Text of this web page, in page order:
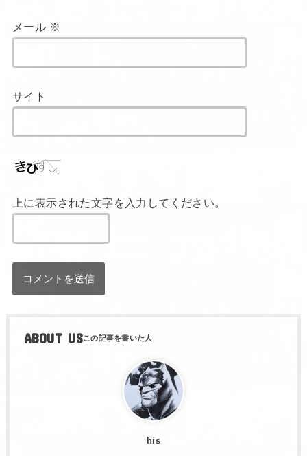
メール ※
サイト
上に表示された文字を入力してください。
ABOUT US
his